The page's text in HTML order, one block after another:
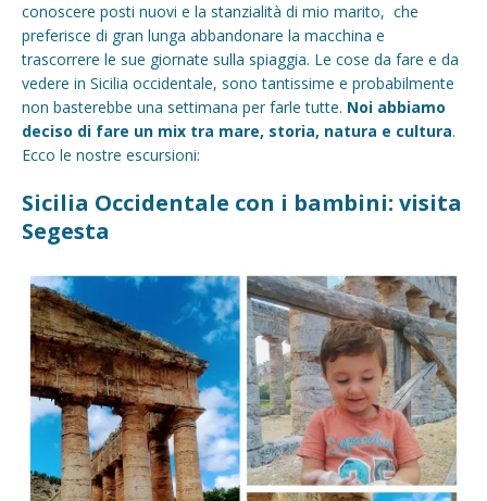
conoscere posti nuovi e la stanzialità di mio marito, che
preferisce di gran lunga abbandonare la macchina e
trascorrere le sue giornate sulla spiaggia. Le cose da fare e da
vedere in Sicilia occidentale, sono tantissime e probabilmente
non basterebbe una settimana per farle tutte. Noi abbiamo
deciso di fare un mix tra mare, storia, natura e cultura.
Ecco le nostre escursioni:
Sicilia Occidentale con i bambini: visita
Segesta